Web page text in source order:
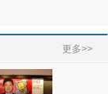
更多>>